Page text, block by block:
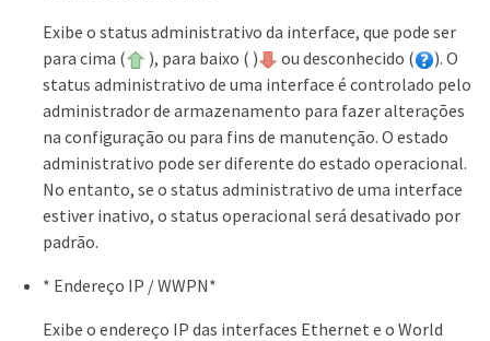
Exibe o status administrativo da interface, que pode ser
para cima (
), para baixo ( ) ou desconhecido (
). O
status administrativo de uma interface é controlado pelo
administrador de armazenamento para fazer alterações
na configuração ou para fins de manutenção. O estado
administrativo pode ser diferente do estado operacional.
No entanto, se o status administrativo de uma interface
estiver inativo, o status operacional será desativado por
padrão.
* Endereço IP / WWPN*
Exibe o endereço IP das interfaces Ethernet e o World